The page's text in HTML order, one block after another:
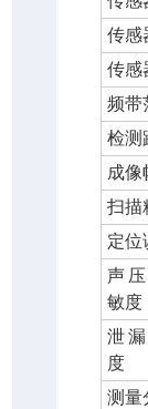
传感
传感
频带
检测
成像
扫描
定位
声
敏度
泄
度
测量